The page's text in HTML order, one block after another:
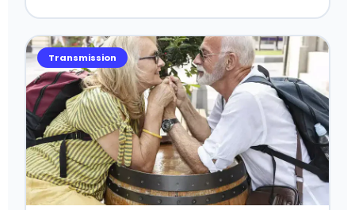
Transmission